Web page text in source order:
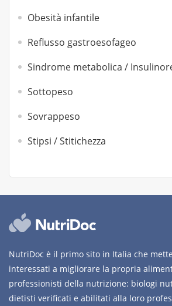
Obesità infantile
Reflusso gastroesofageo
Sindrome metabolica /
Sottopeso
Sovrappeso
Stipsi / Stitichezza
NutriDoc è il primo sito in Italia che
interessati a migliorare la propria
professionisti della nutrizione: biologi
dietisti verificati e abilitati alla loro